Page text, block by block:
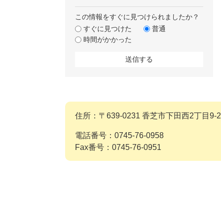
この情報をすぐに見つけられましたか？
すぐに見つけた
普通
時間がかかった
住所：〒639-0231 香芝市下田西2丁目9-
電話番号：0745-76-0958
Fax番号：0745-76-0951